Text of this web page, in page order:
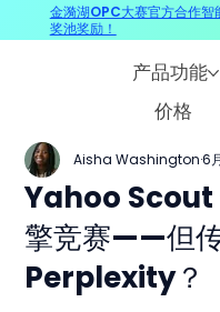
产品功能
价格
Yahoo Scout
擎竞赛——但
Perplexity？
Aisha Washington 6
金漪湖OPC大赛官方合作
奖池奖励！